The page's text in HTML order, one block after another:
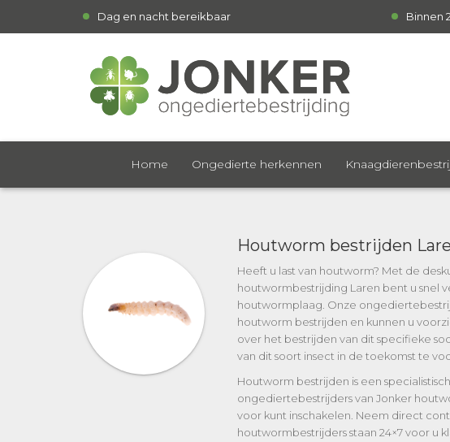
Dag en nacht bereikbaar Binnen
Home Ongedierte herkennen
Houtworm bestrijden
Heeft u last van houtworm? Met de
houtwormbestrijding Laren bent u snel
houtwormplaag. Onze
houtworm bestrijden en kunnen u
over het bestrijden van dit specifieke
van dit soort insect in de toekomst te
Houtworm bestrijden is een
ongediertebestrijders van Jonker
voor kunt inschakelen. Neem direct
houtwormbestrijders staan 24×7 voor u